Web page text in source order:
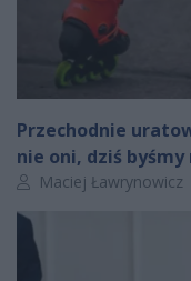
Przechodnie
nie oni, dziś
Autor artykułu:
Maciej Ławrynowicz